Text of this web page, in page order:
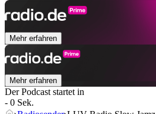
Mehr erfahren
Mehr erfahren
Der Podcast startet in
- 0 Sek.